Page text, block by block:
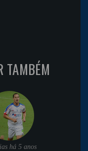
TAMBÉM
há 5 anos